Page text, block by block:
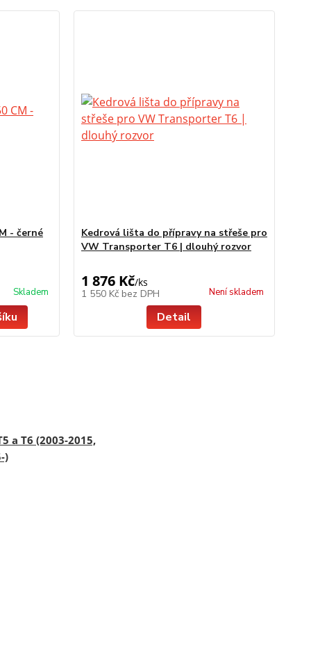
- černé
Skladem
Kedrová lišta do přípravy na střeše pro
VW Transporter T6 | dlouhý rozvor
1 876 Kč/ks
1 550 Kč bez DPH Není skladem
Detail
a T6 (2003-2015,
)